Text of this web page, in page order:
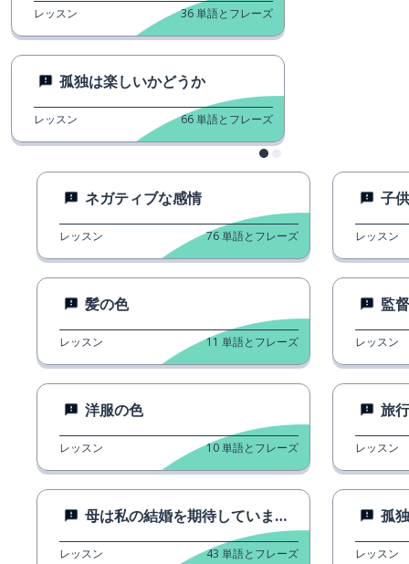
レッスン 36単語とフレーズ
孤独は楽しいかどうか
レッスン 66単語とフレーズ
ネガティブな感情
レッスン 76単語とフレーズ
髪の色
レッスン 11 単語とフレーズ
洋服の色
レッスン 10単語とフレーズ
母は私の結婚を期待していません。
レッスン 43 単語とフレーズ
子
レッスン
監
レッスン
旅
レッスン
孤
レッスン